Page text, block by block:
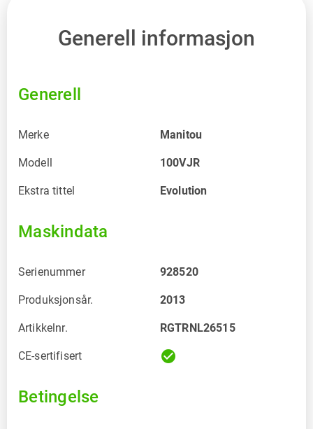
Generell informasjon
Generell
Merke Manitou
Modell 100VJR
Ekstra tittel Evolution
Maskindata
Serienummer 928520
Produksjonsår. 2013
Artikkelnr. RGTRNL26515
CE-sertifisert check_circle
Betingelse